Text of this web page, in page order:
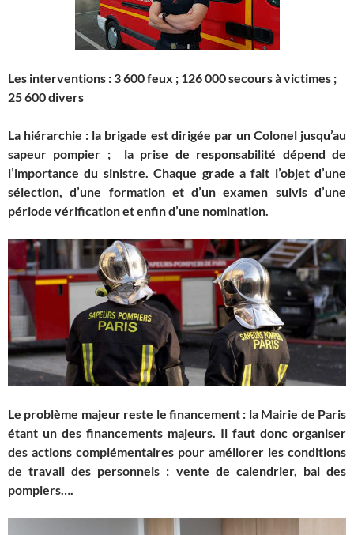
Les interventions : 3 600 feux ; 126 000 secours à victimes ;
25 600 divers
La hiérarchie : la brigade est dirigée par un Colonel jusqu’au
sapeur pompier ; la prise de responsabilité dépend de
l’importance du sinistre. Chaque grade a fait l’objet d’une
sélection, d’une formation et d’un examen suivis d’une
période vérification et enfin d’une nomination.
Le problème majeur reste le financement : la Mairie de Paris
étant un des financements majeurs. Il faut donc organiser
des actions complémentaires pour améliorer les conditions
de travail des personnels : vente de calendrier, bal des
pompiers….